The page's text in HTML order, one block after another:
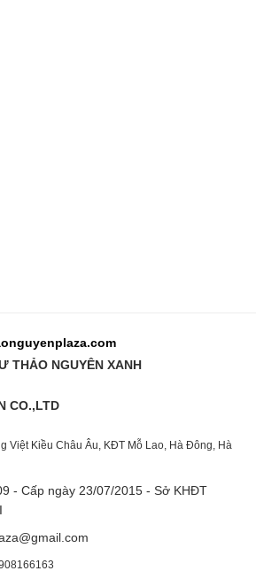
THẢO NGUYÊN XANH
CO.,LTD
Việt Kiều Châu Âu, KĐT Mỗ Lao, Hà Đông, Hà
- Cấp ngày 23/07/2015 - Sở KHĐT